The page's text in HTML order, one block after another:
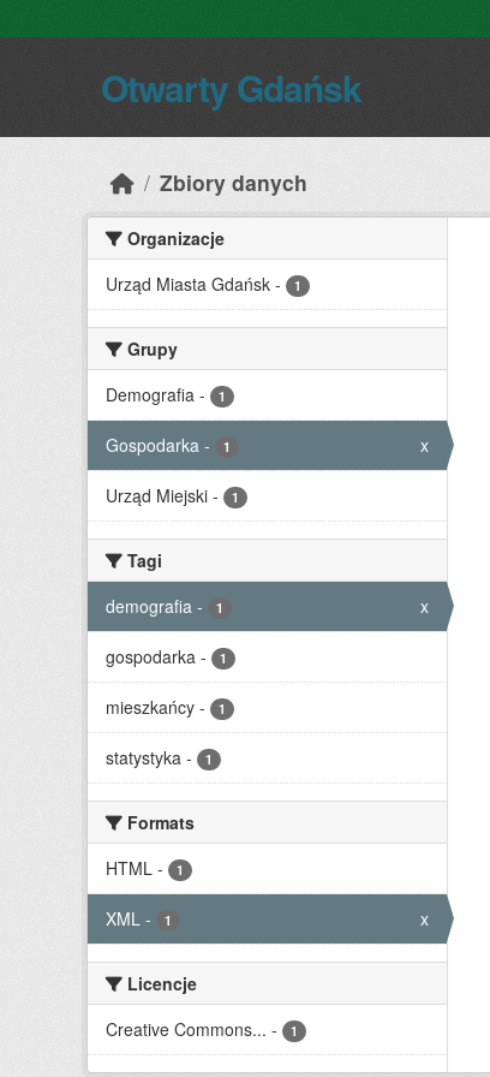
Otwarty Gdańsk
Zbiory danych
Organizacje
Urząd Miasta Gdańsk - 1
Grupy
Demografia - 1
Gospodarka - 1 x
Urząd Miejski - 1
Tagi
demografia - 1 x
gospodarka - 1
mieszkańcy - 1
statystyka - 1
Formats
HTML - 1
XML - 1 x
Licencje
Creative Commons... - 1